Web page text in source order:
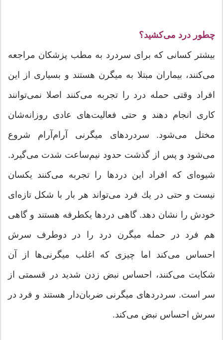
چطور درد می‌كشید؟
بیشتر كسانی كه برای سردرد به مطب پزشكان مراجعه
می‌كنند، بیماران مبتلا به میگرن هستند و بسیاری از این
افراد وقتی حمله درد را تجربه می‌كنند اصلا نمی‌توانند
كاری انجام دهند و حتی فعالیت‌های عادی روزانه‌شان
مختل می‌شود. سردرد‌های میگرنی آرام‌آرام شروع
می‌شود و پس از گذشت حدود نیم‌ساعت شدت می‌گیرد.
شیوه‌ای كه افراد این دردها را تجربه می‌كنند یكسان
نیست و حتی در یك فرد می‌تواند هر بار با شكل تازه‌ای
خودش را نشان دهد. گاهی دردها یكطرفه هستند و گاهی
هم فرد در حمله میگرن درد را در دوطرف سرش
احساس می‌كند اما چیزی كه اغلب میگرنی‌ها از آن
شكایت می‌كنند، احساس نبض زدن شدید در قسمتی از
سر است. سردردهای میگرنی ضربان‌دار هستند و فرد در
سرش احساس نبض می‌كند.